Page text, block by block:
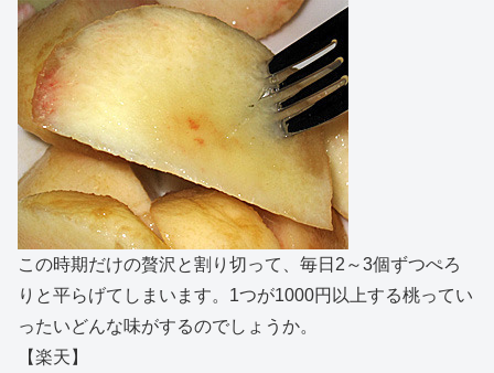
この時期だけの贅沢と割り切って、毎日2～3個ずつぺろ
りと平らげてしまいます。1つが1000円以上する桃ってい
ったいどんな味がするのでしょうか。
【楽天】